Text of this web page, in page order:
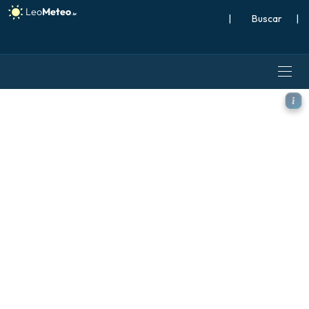
| |
ICON modelo - Itália,